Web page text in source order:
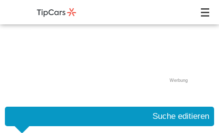
Werbung
Suche editieren